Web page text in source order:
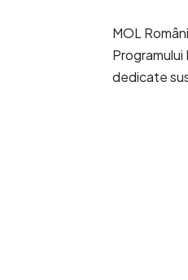
MOL
dedicate